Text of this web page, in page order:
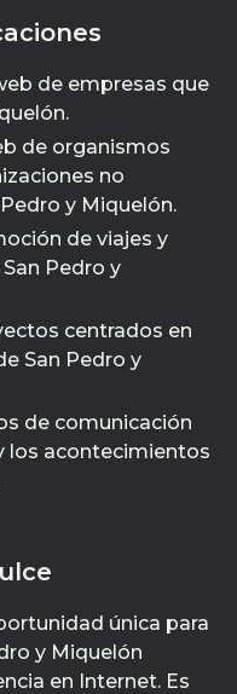
de empresas que
de organismos
no
y Miquelón.
de viajes y
Pedro y
centrados en
San Pedro y
de comunicación
los acontecimientos
única para
y Miquelón
en Internet. Es